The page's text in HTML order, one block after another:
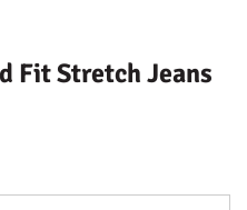
Fit Stretch Jeans